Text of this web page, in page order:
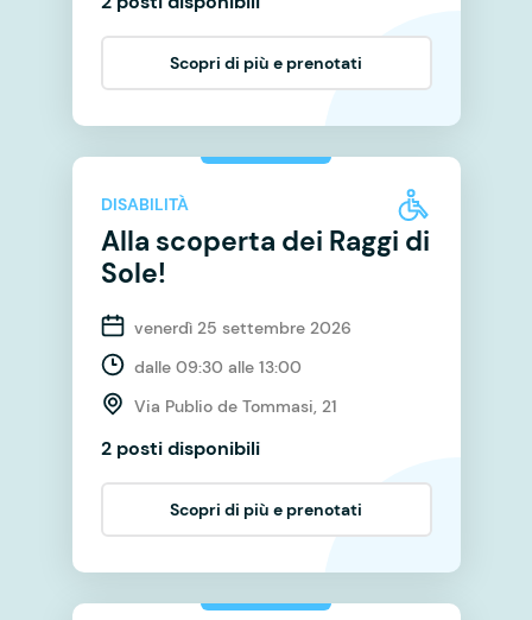
Scopri di più e prenotati
DISABILITÀ
Alla scoperta dei Raggi di
Sole!
venerdì 25 settembre 2026
dalle 09:30 alle 13:00
Via Publio de Tommasi, 21
2 posti disponibili
Scopri di più e prenotati